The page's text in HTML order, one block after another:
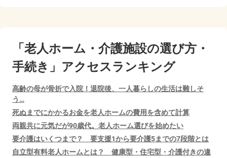
「老人ホーム・介護施設の選び方・
手続き」アクセスランキング
高齢の母が骨折で入院！退院後、一人暮らしの生活は難しそ
う…
死ぬまでにかかるお金を老人ホームの費用を含めて計算
両親共に元気だが90歳代。老人ホーム選びを始めたい
要介護はいくつまで？ 要支援1から要介護5までの7段階とは
自立型有料老人ホームとは？ 健康型・住宅型・介護付きの違